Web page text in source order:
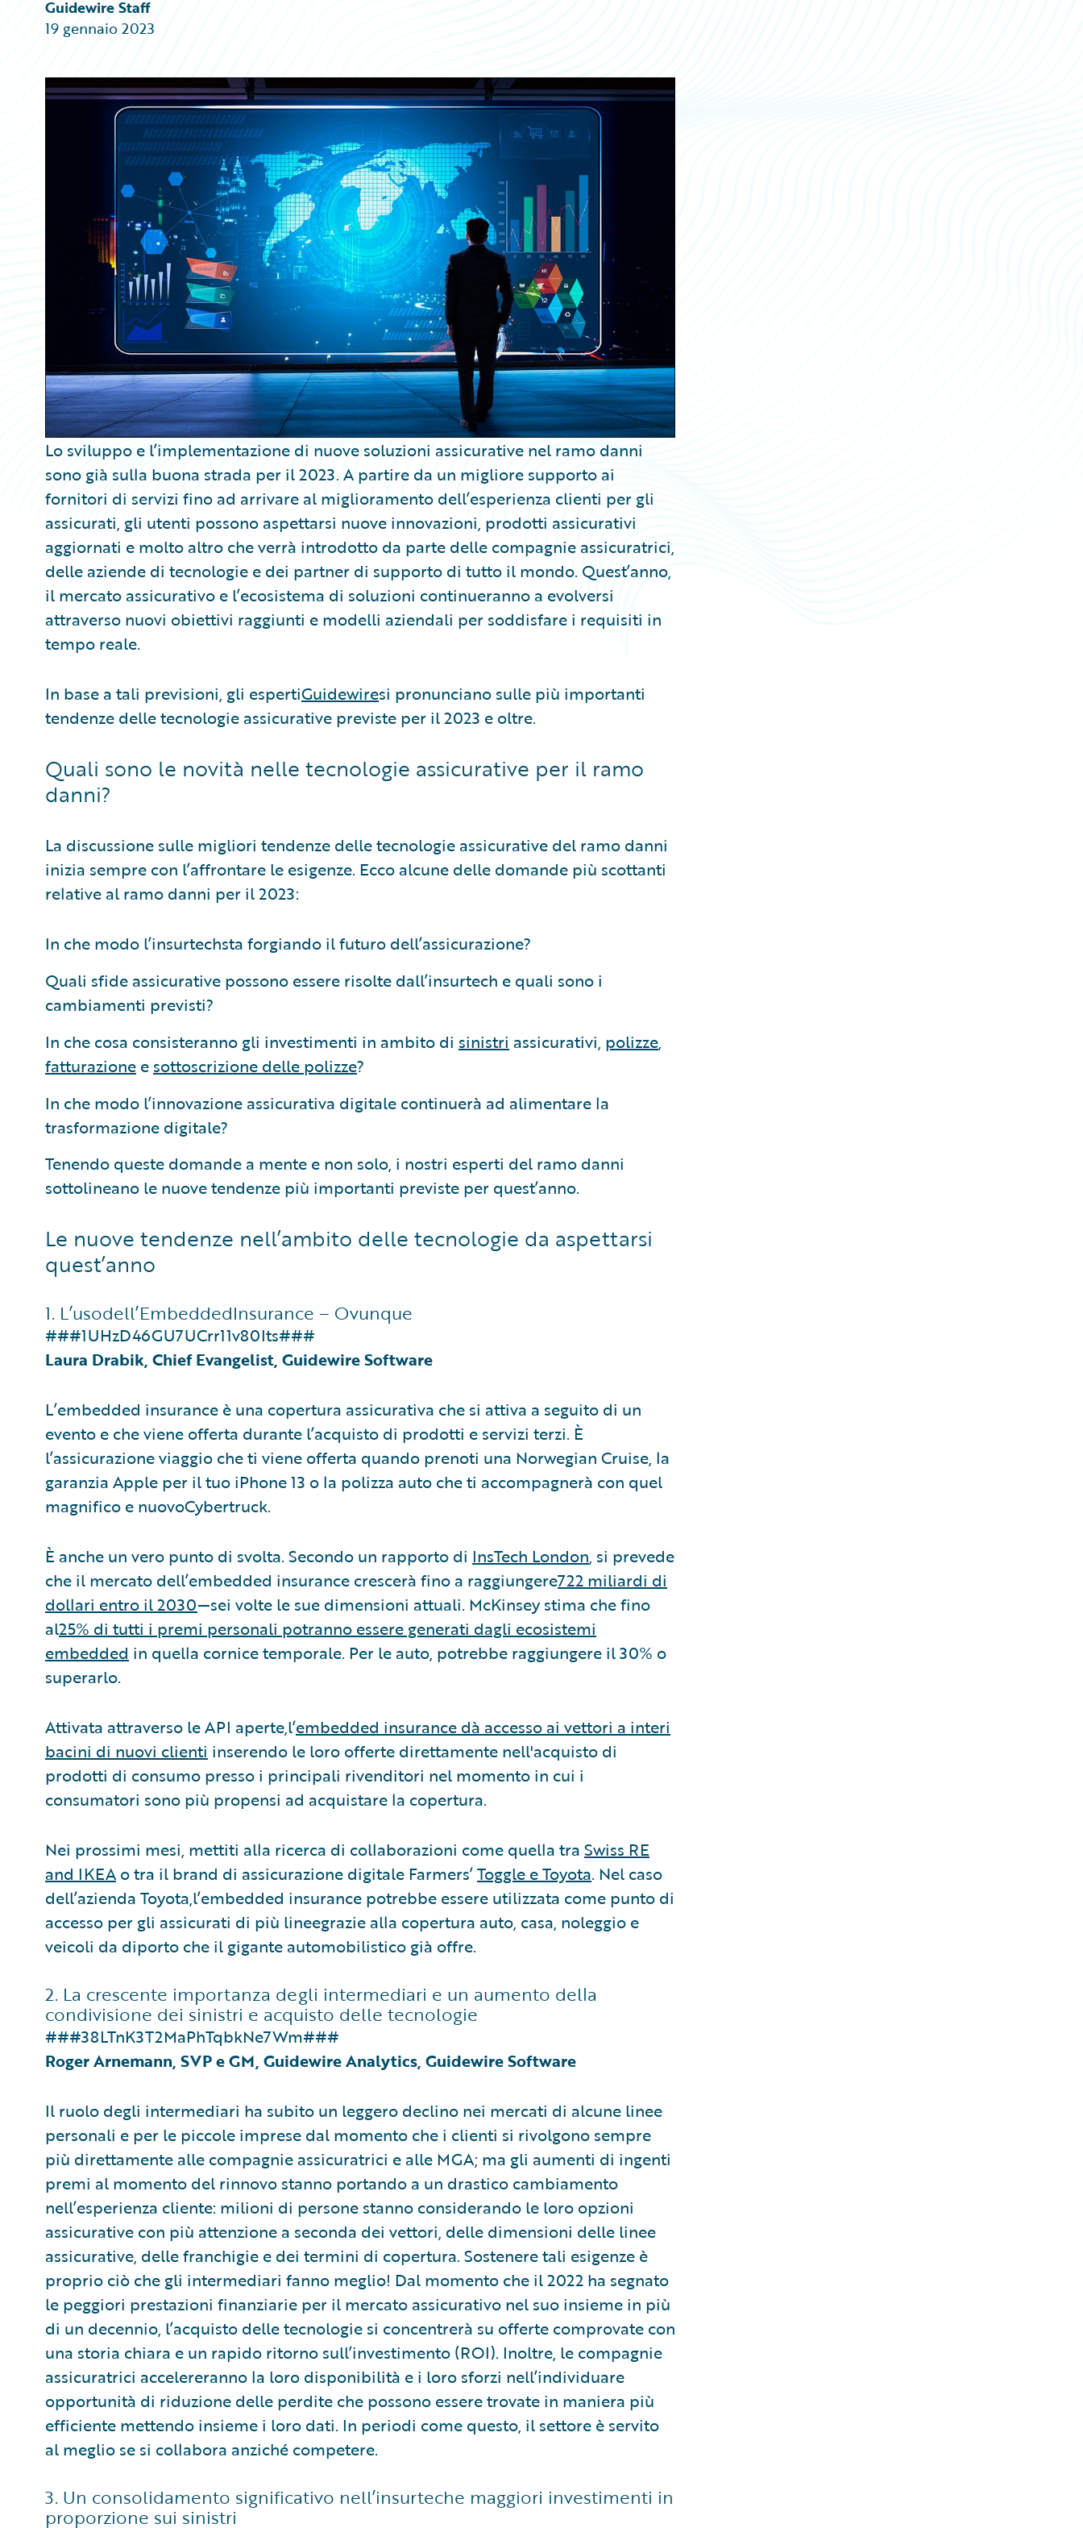
Partner Perspective
Technology
Trends
Guidewire Staff
19 gennaio 2023
Lo sviluppo e l’implementazione di nuove soluzioni assicurative nel ramo danni
sono già sulla buona strada per il 2023. A partire da un migliore supporto ai
fornitori di servizi fino ad arrivare al miglioramento dell’esperienza clienti per gli
assicurati, gli utenti possono aspettarsi nuove innovazioni, prodotti assicurativi
aggiornati e molto altro che verrà introdotto da parte delle compagnie assicuratrici,
delle aziende di tecnologie e dei partner di supporto di tutto il mondo. Quest’anno,
il mercato assicurativo e l’ecosistema di soluzioni continueranno a evolversi
attraverso nuovi obiettivi raggiunti e modelli aziendali per soddisfare i requisiti in
tempo reale.
In base a tali previsioni, gli espertiGuidewiresi pronunciano sulle più importanti
tendenze delle tecnologie assicurative previste per il 2023 e oltre.
Quali sono le novità nelle tecnologie assicurative per il ramo
danni?
La discussione sulle migliori tendenze delle tecnologie assicurative del ramo danni
inizia sempre con l’affrontare le esigenze. Ecco alcune delle domande più scottanti
relative al ramo danni per il 2023:
In che modo l’insurtechsta forgiando il futuro dell’assicurazione?
Quali sfide assicurative possono essere risolte dall’insurtech e quali sono i
cambiamenti previsti?
In che cosa consisteranno gli investimenti in ambito di sinistri assicurativi, polizze,
fatturazione e sottoscrizione delle polizze?
In che modo l’innovazione assicurativa digitale continuerà ad alimentare la
trasformazione digitale?
Tenendo queste domande a mente e non solo, i nostri esperti del ramo danni
sottolineano le nuove tendenze più importanti previste per quest’anno.
Le nuove tendenze nell’ambito delle tecnologie da aspettarsi
quest’anno
1. L’usodell’EmbeddedInsurance – Ovunque
###1UHzD46GU7UCrr11v80Its###
Laura Drabik, Chief Evangelist, Guidewire Software
L’embedded insurance è una copertura assicurativa che si attiva a seguito di un
evento e che viene offerta durante l’acquisto di prodotti e servizi terzi. È
l’assicurazione viaggio che ti viene offerta quando prenoti una Norwegian Cruise, la
garanzia Apple per il tuo iPhone 13 o la polizza auto che ti accompagnerà con quel
magnifico e nuovoCybertruck.
È anche un vero punto di svolta. Secondo un rapporto di InsTech London, si prevede
che il mercato dell’embedded insurance crescerà fino a raggiungere722 miliardi di
dollari entro il 2030—sei volte le sue dimensioni attuali. McKinsey stima che fino
al25% di tutti i premi personali potranno essere generati dagli ecosistemi
embedded in quella cornice temporale. Per le auto, potrebbe raggiungere il 30% o
superarlo.
Attivata attraverso le API aperte,l’embedded insurance dà accesso ai vettori a interi
bacini di nuovi clienti inserendo le loro offerte direttamente nell'acquisto di
prodotti di consumo presso i principali rivenditori nel momento in cui i
consumatori sono più propensi ad acquistare la copertura.
Nei prossimi mesi, mettiti alla ricerca di collaborazioni come quella tra Swiss RE
and IKEAo tra il brand di assicurazione digitale Farmers’Toggle e Toyota. Nel caso
dell’azienda Toyota,l’embedded insurance potrebbe essere utilizzata come punto di
accesso per gli assicurati di più lineegrazie alla copertura auto, casa, noleggio e
veicoli da diporto che il gigante automobilistico già offre.
2. La crescente importanza degli intermediari e un aumento della
condivisione dei sinistri e acquisto delle tecnologie
###38LTnK3T2MaPhTqbkNe7Wm###
Roger Arnemann, SVP e GM, Guidewire Analytics, Guidewire Software
Il ruolo degli intermediari ha subito un leggero declino nei mercati di alcune linee
personali e per le piccole imprese dal momento che i clienti si rivolgono sempre
più direttamente alle compagnie assicuratrici e alle MGA; ma gli aumenti di ingenti
premi al momento del rinnovo stanno portando a un drastico cambiamento
nell’esperienza cliente: milioni di persone stanno considerando le loro opzioni
assicurative con più attenzione a seconda dei vettori, delle dimensioni delle linee
assicurative, delle franchigie e dei termini di copertura. Sostenere tali esigenze è
proprio ciò che gli intermediari fanno meglio! Dal momento che il 2022 ha segnato
le peggiori prestazioni finanziarie per il mercato assicurativo nel suo insieme in più
di un decennio, l’acquisto delle tecnologie si concentrerà su offerte comprovate con
una storia chiara e un rapido ritorno sull’investimento (ROI). Inoltre, le compagnie
assicuratrici accelereranno la loro disponibilità e i loro sforzi nell’individuare
opportunità di riduzione delle perdite che possono essere trovate in maniera più
efficiente mettendo insieme i loro dati. In periodi come questo, il settore è servito
al meglio se si collabora anziché competere.
3. Un consolidamento significativo nell’insurteche maggiori investimenti in
proporzione sui sinistri